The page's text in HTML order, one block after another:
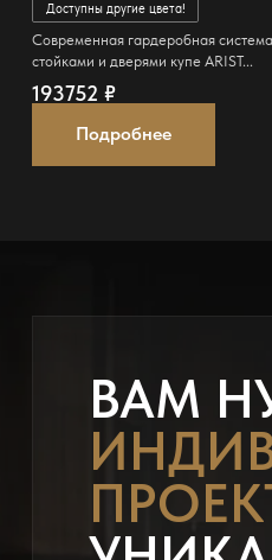
Доступны другие цвета!
Современная гардеробная
стойками и дверями купе ARIST...
193752 ₽
Подробнее
ВАМ